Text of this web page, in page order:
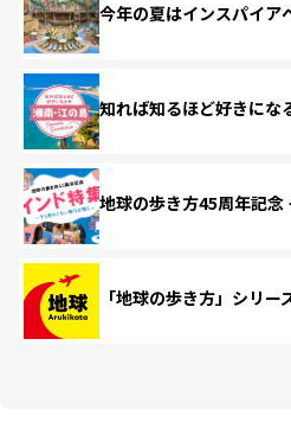
今年の夏はインスパイア
知れば知るほど好きにな
地球の歩き方45周年記念
「地球の歩き方」シリー